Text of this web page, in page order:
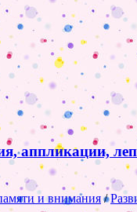
аппликации,
и внимания/